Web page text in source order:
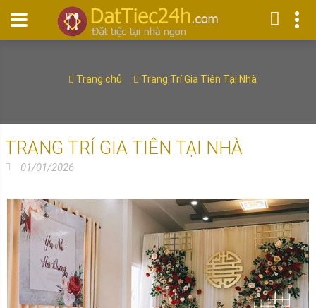
Trang chủ Trang Trí Gia Tiên Tại Nhà
TRANG TRÍ GIA TIÊN TẠI NHÀ
01/01/2026